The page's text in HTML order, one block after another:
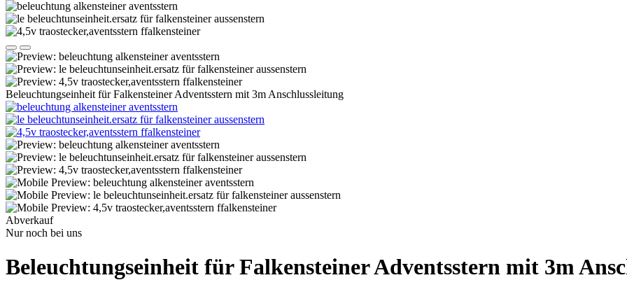
Beleuchtungseinheit für Falkensteiner Adventsstern mit 3m Anschlussleitung
Abverkauf
Nur noch bei uns
Beleuchtungseinheit für Falkensteiner Adventsstern mit 3m